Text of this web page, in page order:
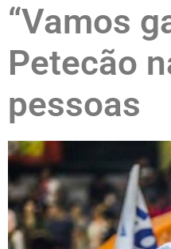
“Vamos
Petecão
pessoas